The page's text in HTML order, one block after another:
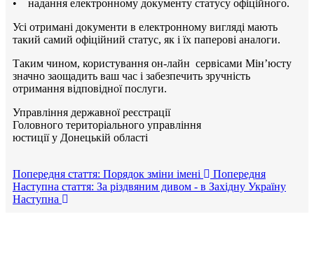
• надання електронному документу статусу офіційного.
Усі отримані документи в електронному вигляді мають
такий самий офіційний статус, як і їх паперові аналоги.
Таким чином, користування он-лайн сервісами Мін’юсту
значно заощадить ваш час і забезпечить зручність
отримання відповідної послуги.
Управління державної реєстрації
Головного територіального управління
юстиції у Донецькій області
Попередня стаття: Порядок зміни імені
Попередня
Наступна стаття: За різдвяним дивом - в Західну Україну
Наступна